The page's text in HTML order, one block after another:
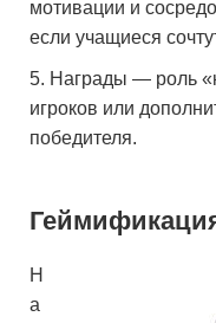
мотивации и
если учащиеся
Награды — роль
игроков или
победителя.
Н
а